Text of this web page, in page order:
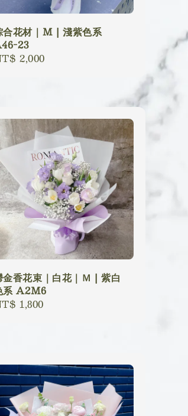
合花材｜M | 淺紫色系
23
2,000
金香花束｜白花｜Ｍ | 紫白
系 A2M6
1,800